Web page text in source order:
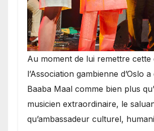
​Au moment de lui remettre cette
l’Association gambienne d’Oslo
Baaba Maal comme bien plus
musicien extraordinaire, le
qu’ambassadeur culturel,